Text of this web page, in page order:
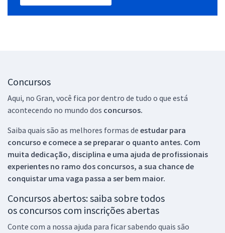
Concursos
Aqui, no Gran, você fica por dentro de tudo o que está
acontecendo no mundo dos concursos.
Saiba quais são as melhores formas de estudar para
concurso e comece a se preparar o quanto antes. Com
muita dedicação, disciplina e uma ajuda de profissionais
experientes no ramo dos concursos, a sua chance de
conquistar uma vaga passa a ser bem maior.
Concursos abertos: saiba sobre todos
os concursos com inscrições abertas
Conte com a nossa ajuda para ficar sabendo quais são